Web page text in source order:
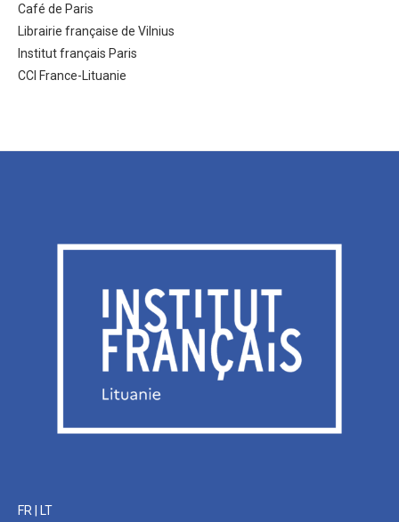
Café de Paris
Librairie française de Vilnius
Institut français Paris
CCI France-Lituanie
FR LT